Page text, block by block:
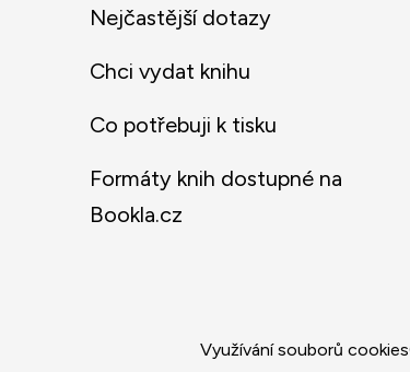
Nejčastější dotazy
Chci vydat knihu
Co potřebuji k tisku
Formáty knih dostupné na
Bookla.cz
Využívání souborů cookies